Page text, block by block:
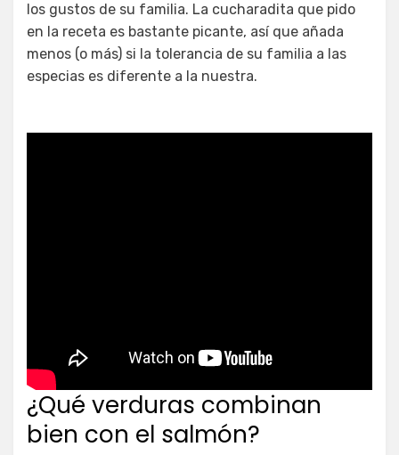
los gustos de su familia. La cucharadita que pido
en la receta es bastante picante, así que añada
menos (o más) si la tolerancia de su familia a las
especias es diferente a la nuestra.
¿Qué verduras combinan
bien con el salmón?